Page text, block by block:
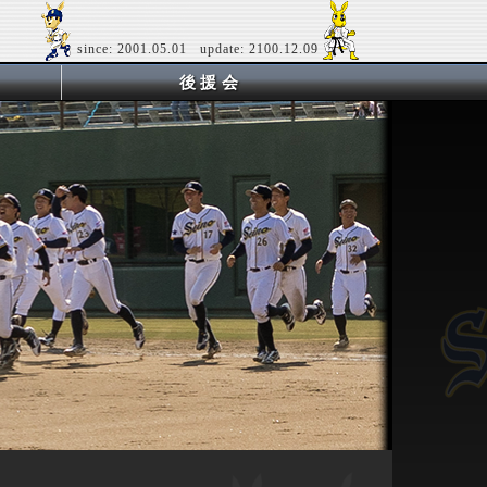
since: 2001.05.01 update: 2100.12.09
後援会